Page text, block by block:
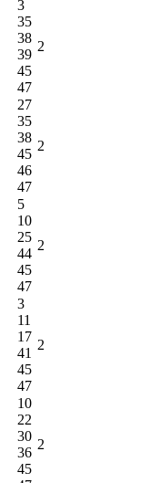
3
35
38
39
45
47
2
27
35
38
45
46
47
2
5
10
25
44
45
47
2
3
11
17
41
45
47
2
10
22
30
36
45
2